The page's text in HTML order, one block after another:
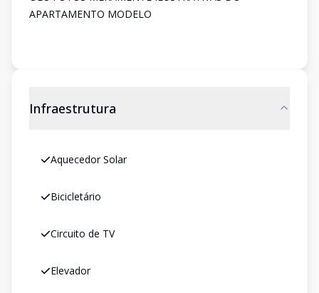
APARTAMENTO MODELO
Infraestrutura
Aquecedor Solar
Bicicletário
Circuito de TV
Elevador